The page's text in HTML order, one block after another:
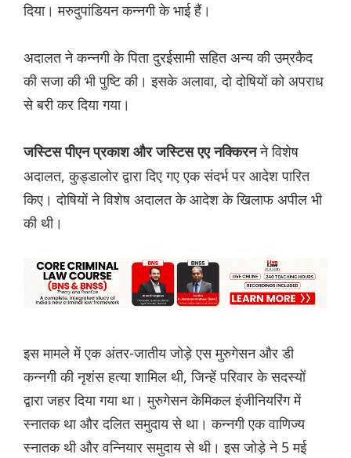
दिया। मरुदुपांडियन कन्नगी के भाई हैं।
अदालत ने कन्नगी के पिता दुरईसामी सहित अन्य की उम्रकैद
की सजा की भी पुष्टि की। इसके अलावा, दो दोषियों को अपराध
से बरी कर दिया गया।
जस्टिस पीएन प्रकाश और जस्टिस एए नक्किरनने विशेष
अदालत, कुड्डालोर द्वारा दिए गए एक संदर्भ पर आदेश पारित
किए। दोषियों ने विशेष अदालत के आदेश के खिलाफ अपील भी
की थी।
इस मामले में एक अंतर-जातीय जोड़े एस मुरुगेसन और डी
कन्नगी की नृशंस हत्या शामिल थी, जिन्हें परिवार के सदस्यों
द्वारा जहर दिया गया था। मुरुगेसन केमिकल इंजीनियरिंग में
स्नातक था और दलित समुदाय से था। कन्नगी एक वाणिज्य
स्नातक थी और वन्नियार समुदाय से थी। इस जोड़े ने 5 मई